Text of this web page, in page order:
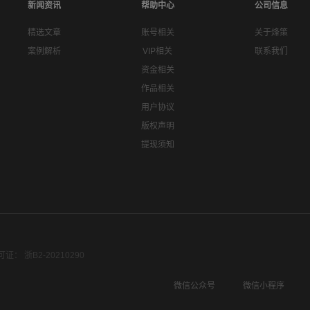
新闻资讯
精选文章
案例解析
帮助中心
账号相关
VIP相关
资金相关
作品相关
用户协议
版权声明
提现须知
公司信息
关于烽策
联系我们
证： 浙B2-20210290
微信公众号
微信小程序